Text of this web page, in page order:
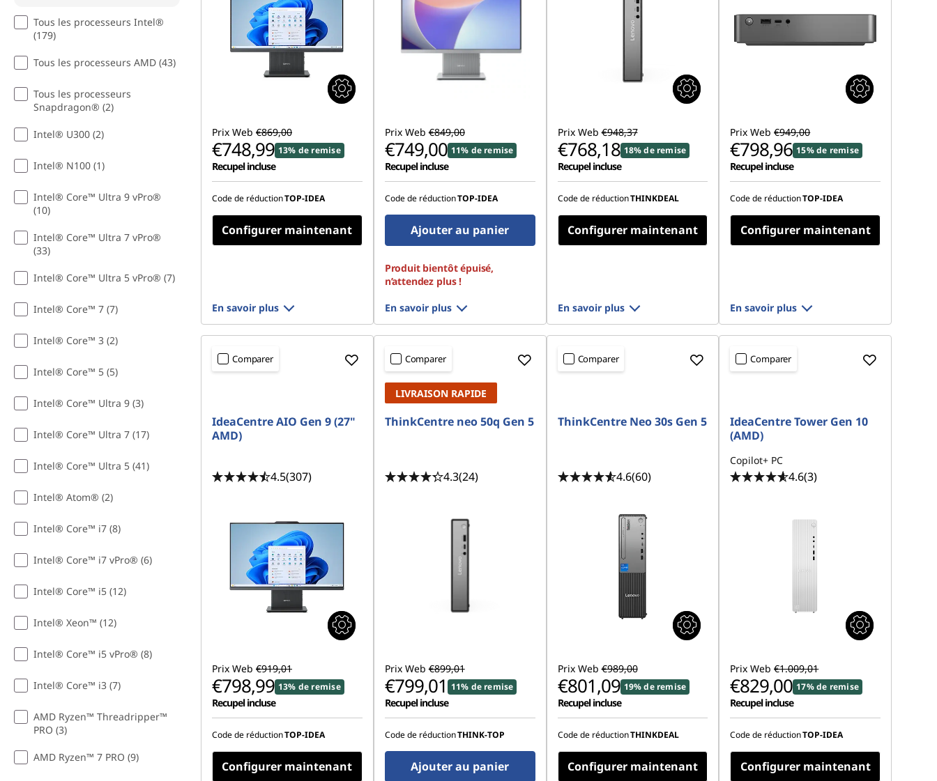
u
n
m
u
Tous les processeurs Intel®
(179)
Tous les processeurs AMD (43)
Tous les processeurs
Snapdragon® (2)
Intel® U300 (2)
Intel® N100 (1)
Intel® Core™ Ultra 9 vPro®
(10)
Intel® Core™ Ultra 7 vPro®
(33)
Intel® Core™ Ultra 5 vPro® (7)
Intel® Core™ 7 (7)
Intel® Core™ 3 (2)
Intel® Core™ 5 (5)
Intel® Core™ Ultra 9 (3)
Intel® Core™ Ultra 7 (17)
Intel® Core™ Ultra 5 (41)
Intel® Atom® (2)
Intel® Core™ i7 (8)
Intel® Core™ i7 vPro® (6)
Intel® Core™ i5 (12)
Intel® Xeon™ (12)
Intel® Core™ i5 vPro® (8)
Intel® Core™ i3 (7)
AMD Ryzen™ Threadripper™
PRO (3)
AMD Ryzen™ 7 PRO (9)
Prix Web €869,00
€748,99 13% de remise
Recupel incluse
Code de réductionTOP-IDEA
Configurer maintenant
En savoir plus
Prix Web €849,00
€749,00 11% de remise
Recupel incluse
Code de réductionTOP-IDEA
Ajouter au panier
Produit bientôt épuisé,
n’attendez plus !
En savoir plus
Prix Web €948,37
€768,18 18% de remise
Recupel incluse
Code de réductionTHINKDEAL
Configurer maintenant
En savoir plus
Prix Web €949,00
€798,96 15% de remise
Recupel incluse
Code de réductionTOP-IDEA
Configurer maintenant
En savoir plus
Comparer
IdeaCentre AIO Gen 9 (27"
AMD)
4.5(307)
Prix Web €919,01
€798,99 13% de remise
Recupel incluse
Code de réductionTOP-IDEA
Configurer maintenant
Comparer
LIVRAISON RAPIDE
ThinkCentre neo 50q Gen 5
4.3(24)
Prix Web €899,01
€799,01 11% de remise
Recupel incluse
Code de réductionTHINK-TOP
Ajouter au panier
Comparer
ThinkCentre Neo 30s Gen 5
4.6(60)
Prix Web €989,00
€801,09 19% de remise
Recupel incluse
Code de réductionTHINKDEAL
Configurer maintenant
Comparer
IdeaCentre Tower Gen 10
(AMD)
Copilot+ PC
4.6(3)
Prix Web €1.009,01
€829,00 17% de remise
Recupel incluse
Code de réductionTOP-IDEA
Configurer maintenant